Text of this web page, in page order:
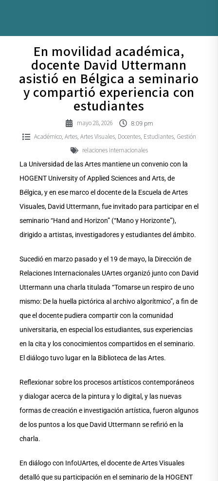
En movilidad académica,
docente David Uttermann
asistió en Bélgica a seminario
y compartió experiencia con
estudiantes
mayo 28, 2026 8:09 pm
Académico, Artes, Artes Visuales, Docentes, Estudiantes, Gestión
relaciones internacionales
La Universidad de las Artes mantiene un convenio con la
HOGENT University of Applied Sciences and Arts, de
Bélgica, y en ese marco el docente de la Escuela de Artes
Visuales, David Uttermann, fue invitado para participar en el
seminario “Hand and Horizon” (“Mano y Horizonte”),
dirigido a artistas, investigadores y estudiantes del ámbito.
Sucedió en marzo pasado y el 19 de mayo, la Dirección de
Relaciones Internacionales UArtes organizó junto con David
Uttermann una charla titulada “Tomarse un respiro de uno
mismo: De la huella pictórica al archivo algorítmico”, a fin de
que el docente pudiera compartir con la comunidad
universitaria, en especial los estudiantes, sus experiencias
en la cita y los conocimientos compartidos en el seminario.
El diálogo tuvo lugar en la Biblioteca de las Artes.
Reflexionar sobre los procesos artísticos contemporáneos
y dialogar acerca de la pintura y lo digital, y las nuevas
formas de creación e investigación artística, fueron algunos
de los puntos a los que David Uttermann se refirió en la
charla.
En diálogo con InfoUArtes, el docente de Artes Visuales
detalló que su participación en el seminario de la HOGENT